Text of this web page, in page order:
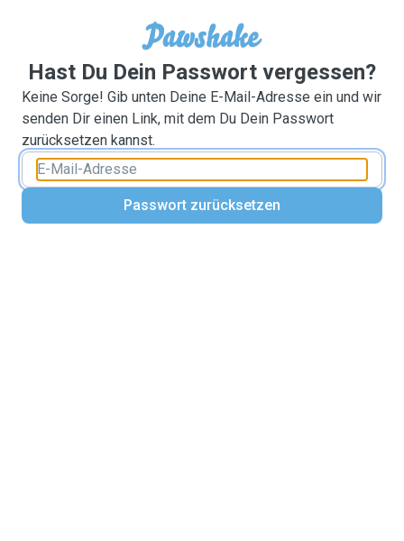
Hast Du Dein Passwort vergessen?
Keine Sorge! Gib unten Deine E-Mail-Adresse ein und wir
senden Dir einen Link, mit dem Du Dein Passwort
zurücksetzen kannst.
Passwort zurücksetzen